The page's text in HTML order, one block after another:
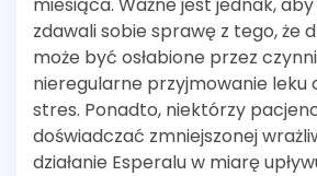
zdawali sobie sprawę z tego, że
może być osłabione przez
nieregularne przyjmowanie leku
stres. Ponadto, niektórzy
doświadczać zmniejszonej
działanie Esperalu w miarę